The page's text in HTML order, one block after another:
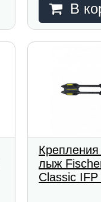
В
лыж
Classic